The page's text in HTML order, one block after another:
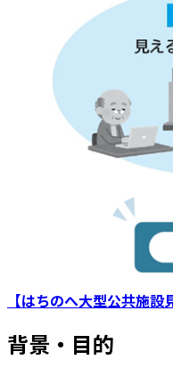
【はちのへ大型公共施設
背景・目的